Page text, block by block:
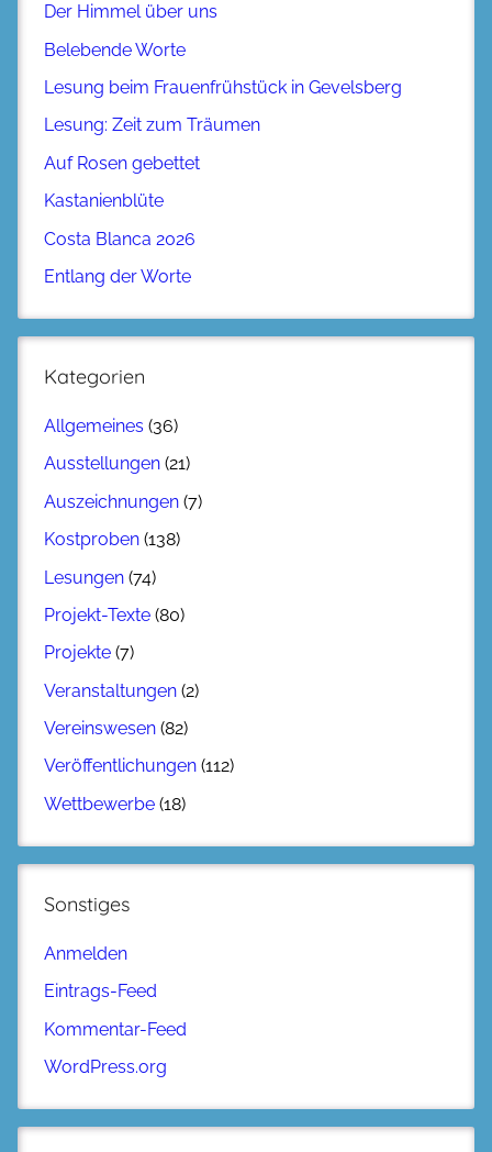
Der Himmel über uns
Belebende Worte
Lesung beim Frauenfrühstück in Gevelsberg
Lesung: Zeit zum Träumen
Auf Rosen gebettet
Kastanienblüte
Costa Blanca 2026
Entlang der Worte
Kategorien
Allgemeines (36)
Ausstellungen (21)
Auszeichnungen (7)
Kostproben (138)
Lesungen (74)
Projekt-Texte (80)
Projekte (7)
Veranstaltungen (2)
Vereinswesen (82)
Veröffentlichungen (112)
Wettbewerbe (18)
Sonstiges
Anmelden
Eintrags-Feed
Kommentar-Feed
WordPress.org